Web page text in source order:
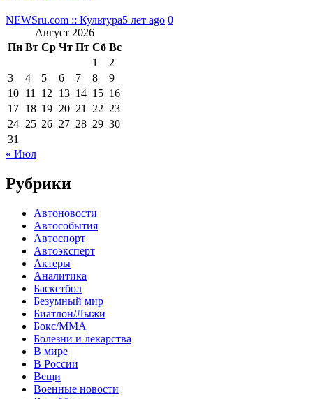
NEWSru.com :: Культура5 лет ago 0
Август 2026
Пн Вт Ср Чт Пт Сб Вс
1
2
3
4 5 6 7 8
9
10 11 12 13 14 15 16
17 18 19 20 21 22 23
24 25 26 27 28 29 30
31
« Июл
Рубрики
Автоновости
Автособытия
Автоспорт
Автоэксперт
Актеры
Аналитика
Баскетбол
Безумный мир
Биатлон/Лыжи
Бокс/MMA
Болезни и лекарства
В мире
В России
Вещи
Военные новости